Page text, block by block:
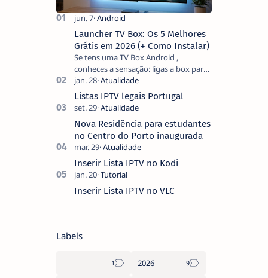
Launcher TV Box: Os 5 Melhores
Grátis em 2026 (+ Como Instalar)
Se tens uma TV Box Android ,
conheces a sensação: ligas a box para
ver um filme e o ecrã inicial está
coberto de sugestões que não
pediste, ban…
Listas IPTV legais Portugal
Nova Residência para estudantes
no Centro do Porto inaugurada
Inserir Lista IPTV no Kodi
Inserir Lista IPTV no VLC
Labels
2026